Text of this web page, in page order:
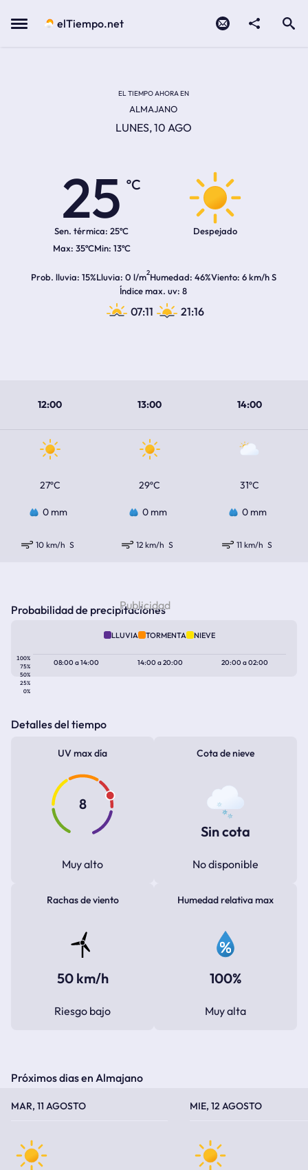
Menu elTiempo.net
EL TIEMPO AHORA EN
ALMAJANO
LUNES, 10 AGO
25
ºC
Sen. térmica: 25ºC
35ºC 13ºC
Despejado
Prob. lluvia 15%Lluvia 0 l/m2Humedad 46%Viento 6 km/h S
Índice max. uv 8
07:11 21:16
12:00 13:00 14:00
27ºC 29ºC 31ºC
0 mm 0 mm 0 mm
10 km/h S 12 km/h S 11 km/h S
Probabilidad de precipitaciones
LLUVIA TORMENTA NIEVE
100%
75%
50%
25%
0%
08:00a14:00 14:00a20:00 20:00a02:00
Detalles del tiempo
UV max día
8
Muy alto
Cota de nieve
Sin cota
No disponible
Rachas de viento
50 km/h
Riesgo bajo
Humedad relativa max
100%
Muy alta
Próximos dias en Almajano
MAR, 11 AGOSTO MIE, 12 AGOSTO